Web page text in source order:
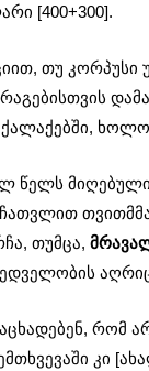
[400+300].
თუ კორპუსი
ხოლო
წელს
თუმცა,
რომ
კი